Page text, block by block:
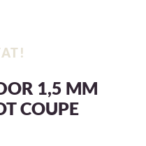
1,5 MM
COUPE